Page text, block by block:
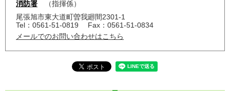
消防署
指揮係
尾張旭市東大道町曽我廻間2301-1
Tel：0561-51-0819
Fax：0561-51-0834
メールでのお問い合わせはこちら